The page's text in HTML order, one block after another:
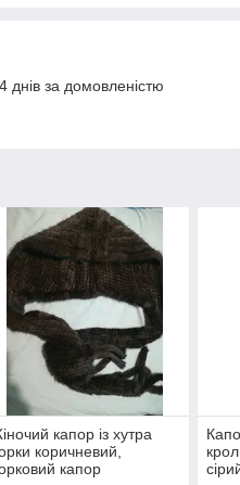
за домовленістю
капор із хутра
коричневий,
капор